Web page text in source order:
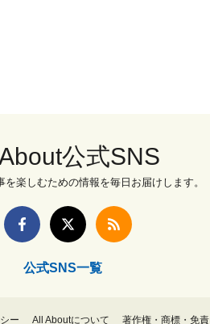
公式SNS
を楽しむための情報を毎日お届けします。
公式SNS一覧
ー All Aboutについて 著作権・商標・免責